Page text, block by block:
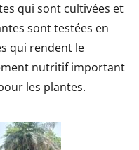
qui sont cultivées et
sont testées en
qui rendent le
nutritif important
les plantes.